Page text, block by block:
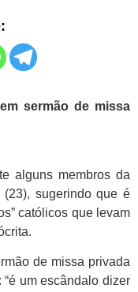
sermão de missa
alguns membros da
sugerindo que é
católicos que levam
de missa privada
um escândalo dizer